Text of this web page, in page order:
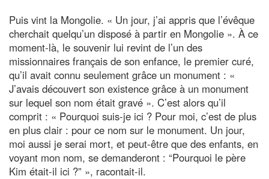
Puis vint la Mongolie. « Un jour, j’ai appris que l’évêque
cherchait quelqu’un disposé à partir en Mongolie ». À ce
moment-là, le souvenir lui revint de l’un des
missionnaires français de son enfance, le premier curé,
qu’il avait connu seulement grâce un monument : «
J’avais découvert son existence grâce à un monument
sur lequel son nom était gravé ». C’est alors qu’il
comprit : « Pourquoi suis-je ici ? Pour moi, c’est de plus
en plus clair : pour ce nom sur le monument. Un jour,
moi aussi je serai mort, et peut-être que des enfants, en
voyant mon nom, se demanderont : “Pourquoi le père
Kim était-il ici ?” », racontait-il.